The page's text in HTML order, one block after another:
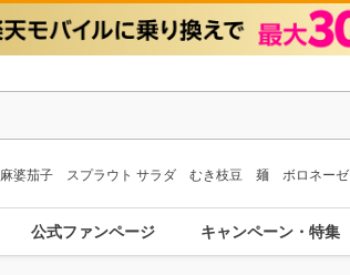
麻婆茄子 スプラウト サラダ むき枝豆 麺 ボロネーゼ
公式ファンページ キャンペーン・特集